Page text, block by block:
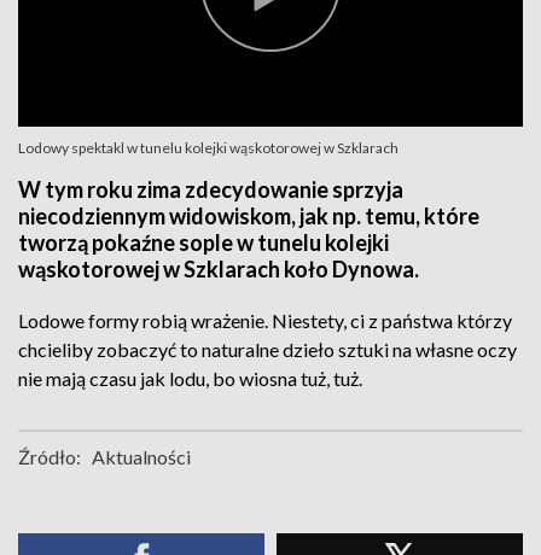
Lodowy spektakl w tunelu kolejki wąskotorowej w Szklarach
W tym roku zima zdecydowanie sprzyja
niecodziennym widowiskom, jak np. temu, które
tworzą pokaźne sople w tunelu kolejki
wąskotorowej w Szklarach koło Dynowa.
Lodowe formy robią wrażenie. Niestety, ci z państwa którzy
chcieliby zobaczyć to naturalne dzieło sztuki na własne oczy
nie mają czasu jak lodu, bo wiosna tuż, tuż.
Źródło: Aktualności